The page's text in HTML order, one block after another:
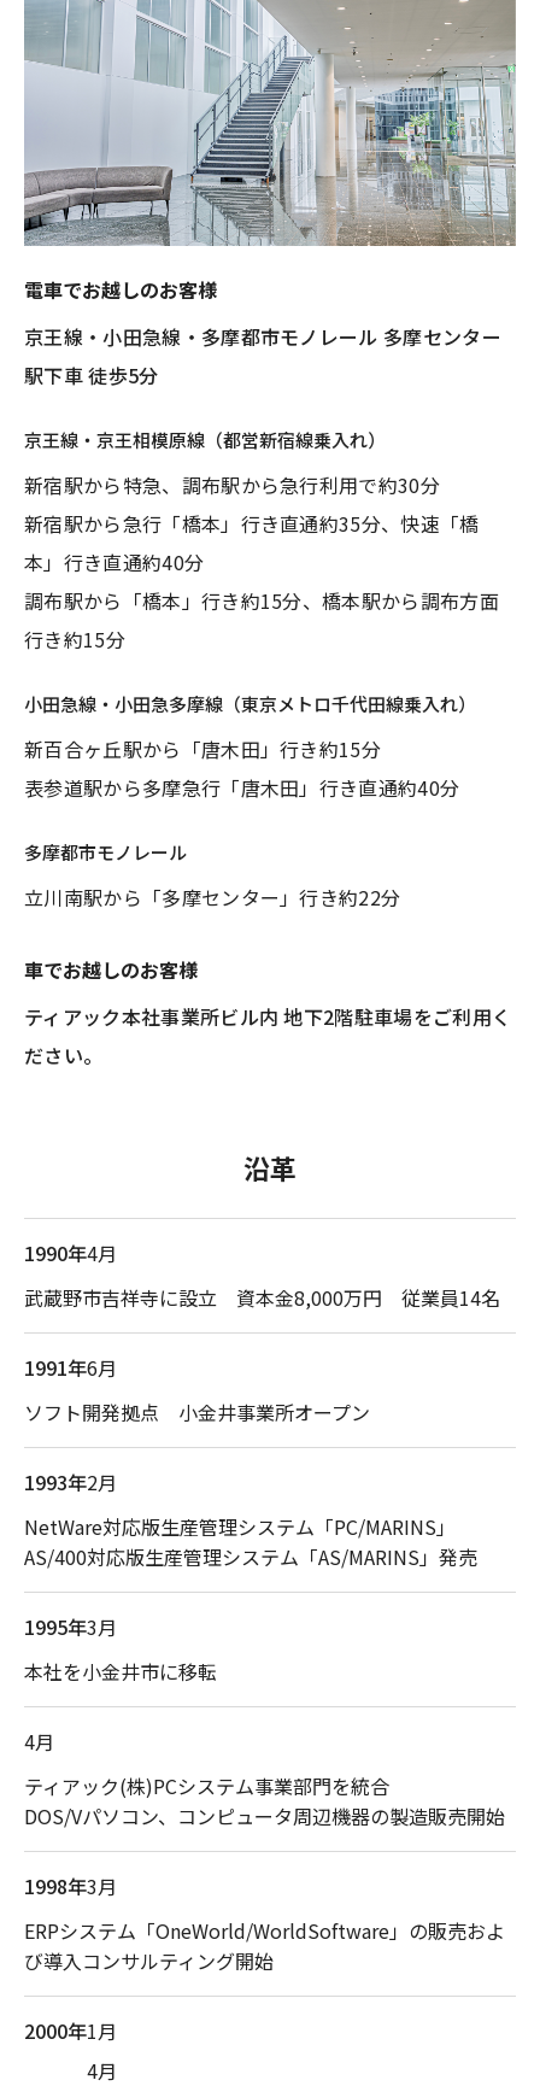
電⾞でお越しのお客様
京王線・⼩⽥急線・多摩都市モノレール 多摩センター
駅下⾞ 徒歩5分
京王線・京王相模原線（都営新宿線乗⼊れ）
新宿駅から特急、調布駅から急⾏利⽤で約30分
新宿駅から急⾏「橋本」⾏き直通約35分、快速「橋
本」⾏き直通約40分
調布駅から「橋本」⾏き約15分、橋本駅から調布⽅⾯
⾏き約15分
⼩⽥急線・⼩⽥急多摩線（東京メトロ千代⽥線乗⼊れ）
新百合ヶ丘駅から「唐⽊⽥」⾏き約15分
表参道駅から多摩急⾏「唐⽊⽥」⾏き直通約40分
多摩都市モノレール
⽴川南駅から「多摩センター」⾏き約22分
⾞でお越しのお客様
ティアック本社事業所ビル内 地下2階駐⾞場をご利⽤く
ださい。
沿革
1990年4月
武蔵野市吉祥寺に設立 資本金8,000万円 従業員14名
1991年6月
ソフト開発拠点 小金井事業所オープン
1993年2月
NetWare対応版生産管理システム「PC/MARINS」
AS/400対応版生産管理システム「AS/MARINS」発売
1995年3月
本社を小金井市に移転
4月
ティアック(株)PCシステム事業部門を統合
DOS/Vパソコン、コンピュータ周辺機器の製造販売開始
1998年3月
ERPシステム「OneWorld/WorldSoftware」の販売およ
び導入コンサルティング開始
2000年1月
4月